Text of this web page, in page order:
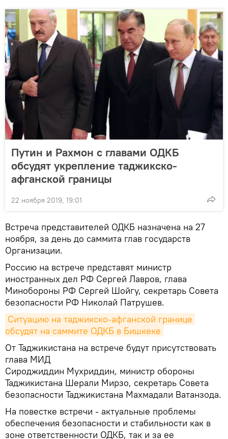
Путин и Рахмон с главами ОДКБ
обсудят укрепление таджикско-
афганской границы
22 ноября 2019, 19:01
Встреча представителей ОДКБ назначена на 27
ноября, за день до саммита глав государств
Организации.
Россию на встрече представят министр
иностранных дел РФ Сергей Лавров, глава
Минобороны РФ Сергей Шойгу, секретарь Совета
безопасности РФ Николай Патрушев.
Ситуацию на таджикско-афганской границе
обсудят на саммите ОДКБ в Бишкеке
От Таджикистана на встрече будут присутствовать
глава МИД
Сироджиддин Мухриддин, министр обороны
Таджикистана Шерали Мирзо, секретарь Совета
безопасности Таджикистана Махмадали Ватанзода.
На повестке встречи - актуальные проблемы
обеспечения безопасности и стабильности как в
зоне ответственности ОДКБ, так и за ее